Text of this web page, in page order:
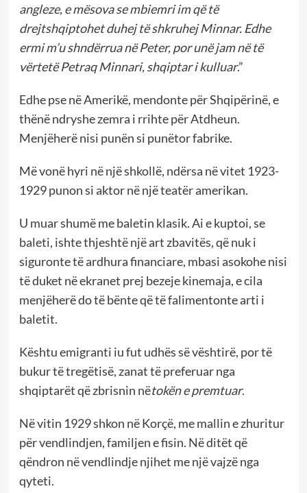
angleze, e mësova se mbiemri im që të
drejtshqiptohet duhej të shkruhej Minnar. Edhe
ermi m’u shndërrua në Peter, por unë jam në të
vërtetë Petraq Minnari, shqiptar i kulluar.”
Edhe pse në Amerikë, mendonte për Shqipërinë, e
thënë ndryshe zemra i rrihte për Atdheun.
Menjëherë nisi punën si punëtor fabrike.
Më vonë hyri në një shkollë, ndërsa në vitet 1923-
1929 punon si aktor në një teatër amerikan.
U muar shumë me baletin klasik. Ai e kuptoi, se
baleti, ishte thjeshtë një art zbavitës, që nuk i
siguronte të ardhura financiare, mbasi asokohe nisi
të duket në ekranet prej bezeje kinemaja, e cila
menjëherë do të bënte që të falimentonte arti i
baletit.
Kështu emigranti iu fut udhës së vështirë, por të
bukur të tregëtisë, zanat të preferuar nga
shqiptarët që zbrisnin nëtokën e premtuar.
Në vitin 1929 shkon në Korçë, me mallin e zhuritur
për vendlindjen, familjen e fisin. Në ditët që
qëndron në vendlindje njihet me një vajzë nga
qyteti.